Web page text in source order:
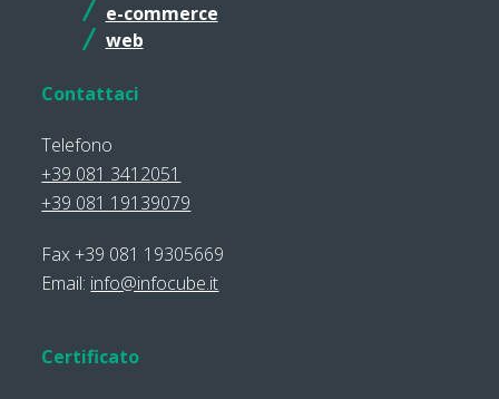
e-commerce
web
Contattaci
Telefono
+39 081 3412051
+39 081 19139079
Fax +39 081 19305669
Email: info@infocube.it
Certificato